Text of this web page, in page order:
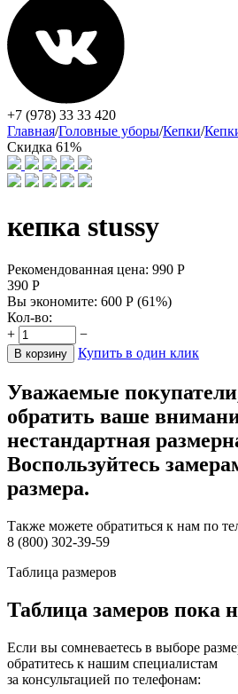
+7 (978) 33 33 420
Главная/Головные уборы/Кепки/
Скидка 61%
кепка stussy
Рекомендованная цена: 990 Р
390 Р
Вы экономите: 600 Р (61%)
Кол-во:
+
−
В корзину Купить в один клик
Уважаемые
обратить ваше
нестандартная
Воспользуйтесь
размера.
Также можете обратиться к нам по
8 (800) 302-39-59
Таблица размеров
Таблица замеров пока
Если вы сомневаетесь в выборе
обратитесь к нашим специалистам
за консультацией по телефонам: